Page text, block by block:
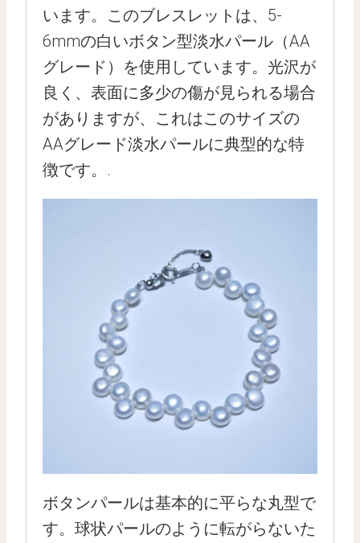
います。このブレスレットは、5-
6mmの白いボタン型淡水パール（AA
グレード）を使用しています。光沢が
良く、表面に多少の傷が見られる場合
がありますが、これはこのサイズの
AAグレード淡水パールに典型的な特
徴です。.
ボタンパールは基本的に平らな丸型で
す。球状パールのように転がらないた